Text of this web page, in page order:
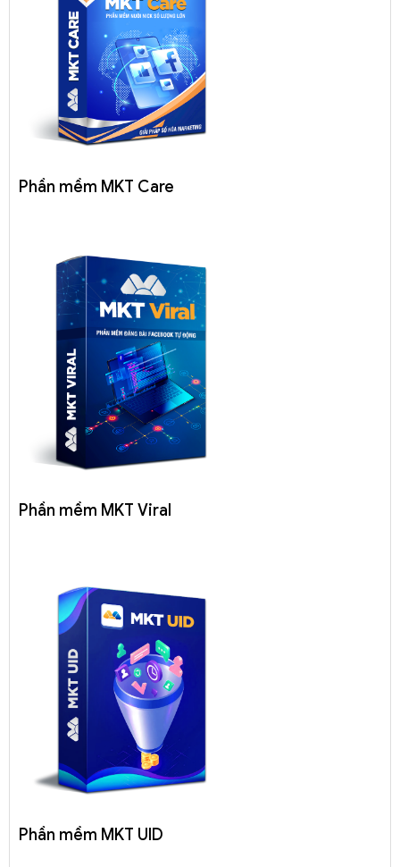
Phần mềm MKT Care
Phần mềm MKT Viral
Phần mềm MKT UID